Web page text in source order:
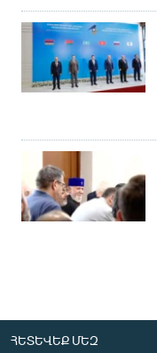
ՀԵՏԵՎԵՔ ՄԵԶ